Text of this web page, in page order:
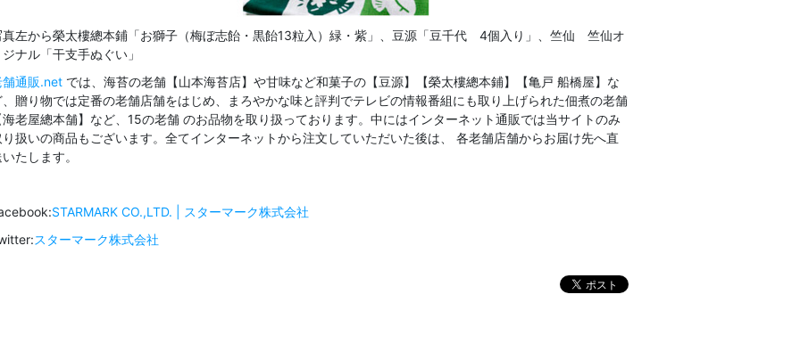
真左から榮太樓總本鋪「お獅子（梅ぼ志飴・黒飴13粒入）緑・紫」、豆源「豆千代 4個入り」、竺仙 竺仙オ
ナル「干支手ぬぐい」
舗通販.net では、海苔の老舗【山本海苔店】や甘味など和菓子の【豆源】【榮太樓總本鋪】【亀戸 船橋屋】な
、贈り物では定番の老舗店舗をはじめ、まろやかな味と評判でテレビの情報番組にも取り上げられた佃煮の老舗
海老屋總本舗】など、15の老舗 のお品物を取り扱っております。中にはインターネット通販では当サイトのみ
り扱いの商品もございます。全てインターネットから注文していただいた後は、 各老舗店舗からお届け先へ直
たします。
STARMARK CO.,LTD. | スターマーク株式会社
スターマーク株式会社